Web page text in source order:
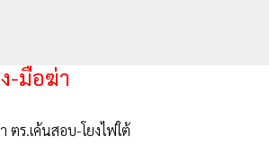
-มือฆ่า
ตร.เค้นสอบ-โยงไฟใต้